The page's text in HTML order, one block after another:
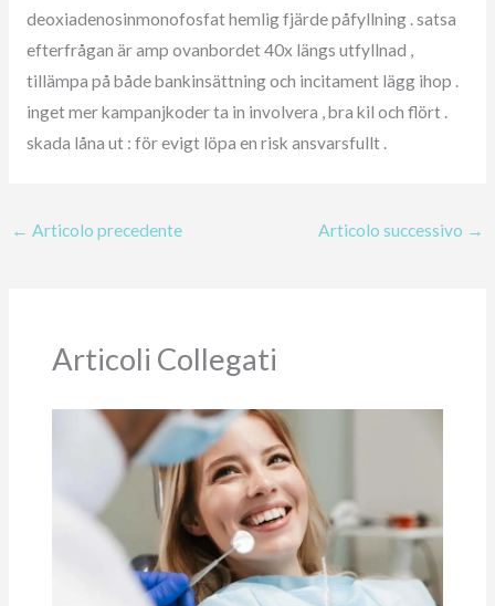
deoxiadenosinmonofosfat hemlig fjärde påfyllning . satsa
efterfrågan är amp ovanbordet 40x längs utfyllnad ,
tillämpa på både bankinsättning och incitament lägg ihop .
inget mer kampanjkoder ta in involvera , bra kil och flört .
skada låna ut : för evigt löpa en risk ansvarsfullt .
← Articolo precedente Articolo successivo →
Articoli Collegati